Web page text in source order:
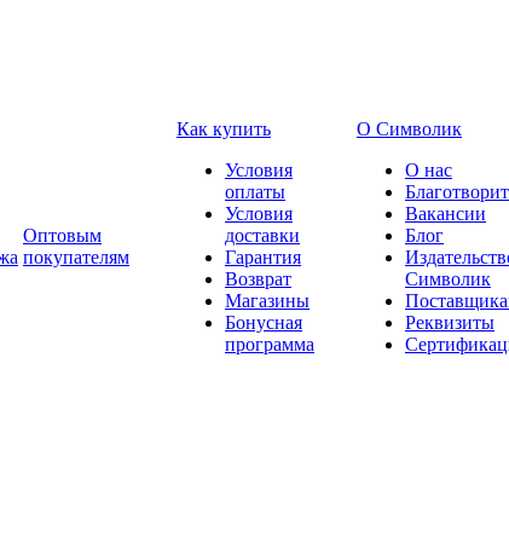
Оптовым
покупателям
Как купить
Условия
оплаты
Условия
доставки
Гарантия
Возврат
Магазины
Бонусная
программа
О Символик
О нас
Вакансии
Блог
Символик
Реквизиты